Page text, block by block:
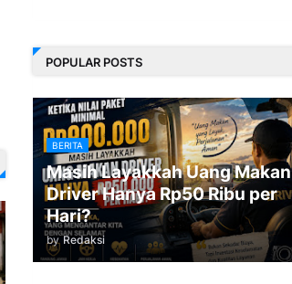
POPULAR POSTS
BERITA
Masih Layakkah Uang Makan
Driver Hanya Rp50 Ribu per
Hari?
by Redaksi